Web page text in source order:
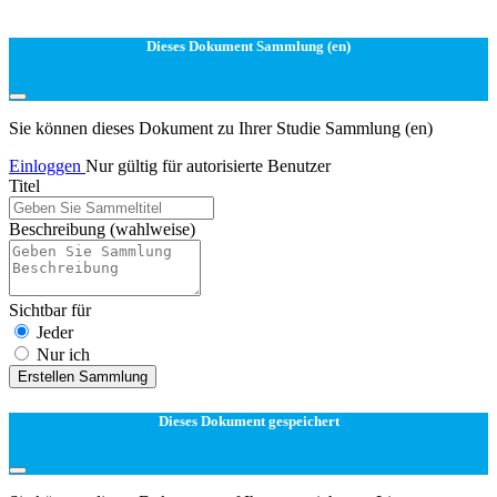
Dieses Dokument Sammlung (en)
Sie können dieses Dokument zu Ihrer Studie Sammlung (en)
Einloggen Nur gültig für autorisierte Benutzer
Titel
Beschreibung (wahlweise)
Sichtbar für
Jeder
Nur ich
Erstellen Sammlung
Dieses Dokument gespeichert